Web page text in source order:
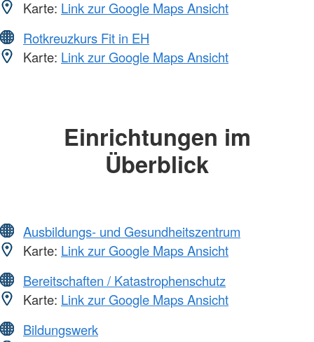
Karte: Link zur Google Maps Ansicht
Rotkreuzkurs Fit in EH
Karte: Link zur Google Maps Ansicht
Einrichtungen im
Überblick
Ausbildungs- und Gesundheitszentrum
Karte: Link zur Google Maps Ansicht
Bereitschaften / Katastrophenschutz
Karte: Link zur Google Maps Ansicht
Bildungswerk